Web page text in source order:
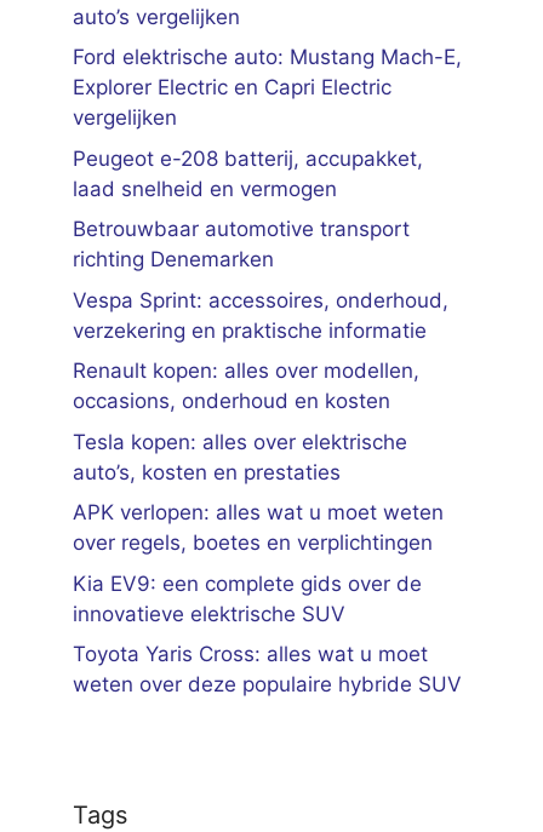
auto’s vergelijken
Ford elektrische auto: Mustang Mach-E,
Explorer Electric en Capri Electric
vergelijken
Peugeot e-208 batterij, accupakket,
laad snelheid en vermogen
Betrouwbaar automotive transport
richting Denemarken
Vespa Sprint: accessoires, onderhoud,
verzekering en praktische informatie
Renault kopen: alles over modellen,
occasions, onderhoud en kosten
Tesla kopen: alles over elektrische
auto’s, kosten en prestaties
APK verlopen: alles wat u moet weten
over regels, boetes en verplichtingen
Kia EV9: een complete gids over de
innovatieve elektrische SUV
Toyota Yaris Cross: alles wat u moet
weten over deze populaire hybride SUV
Tags